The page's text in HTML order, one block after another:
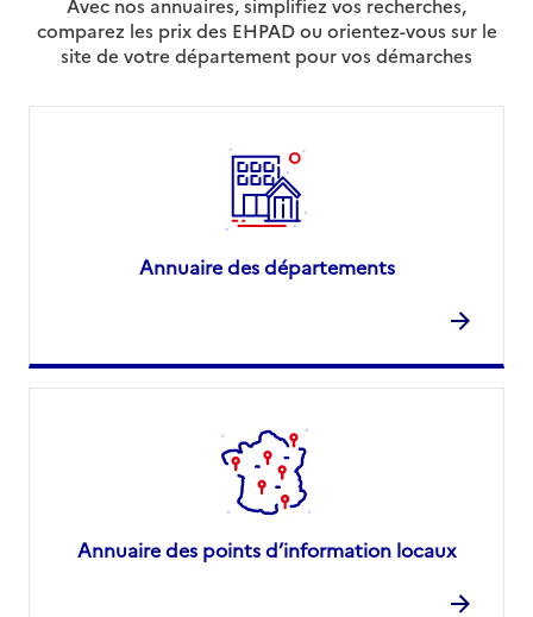
Avec nos annuaires, simplifiez vos recherches,
comparez les prix des EHPAD ou orientez-vous sur le
site de votre département pour vos démarches
Annuaire des départements
Annuaire des points d’information locaux